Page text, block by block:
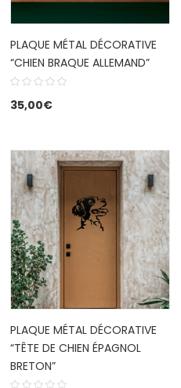
PLAQUE MÉTAL DÉCORATIVE
“CHIEN BRAQUE ALLEMAND”
35,00€
PLAQUE MÉTAL DÉCORATIVE
“TÊTE DE CHIEN ÉPAGNOL
BRETON”